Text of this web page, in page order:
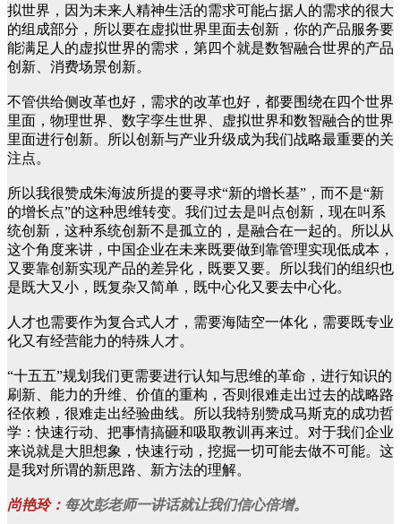
拟世界，因为未来人精神生活的需求可能占据人的需求的很大
的组成部分，所以要在虚拟世界里面去创新，你的产品服务要
能满足人的虚拟世界的需求，第四个就是数智融合世界的产品
创新、消费场景创新。
不管供给侧改革也好，需求的改革也好，都要围绕在四个世界
里面，物理世界、数字孪生世界、虚拟世界和数智融合的世界
里面进行创新。所以创新与产业升级成为我们战略最重要的关
注点。
所以我很赞成朱海波所提的要寻求“新的增长基”，而不是“新
的增长点”的这种思维转变。我们过去是叫点创新，现在叫系
统创新，这种系统创新不是孤立的，是融合在一起的。所以从
这个角度来讲，中国企业在未来既要做到靠管理实现低成本，
又要靠创新实现产品的差异化，既要又要。所以我们的组织也
是既大又小，既复杂又简单，既中心化又要去中心化。
人才也需要作为复合式人才，需要海陆空一体化，需要既专业
化又有经营能力的特殊人才。
“十五五”规划我们更需要进行认知与思维的革命，进行知识的
刷新、能力的升维、价值的重构，否则很难走出过去的战略路
径依赖，很难走出经验曲线。所以我特别赞成马斯克的成功哲
学：快速行动、把事情搞砸和吸取教训再来过。对于我们企业
来说就是大胆想象，快速行动，挖掘一切可能去做不可能。这
是我对所谓的新思路、新方法的理解。
尚艳玲： 每次彭老师一讲话就让我们信心倍增。